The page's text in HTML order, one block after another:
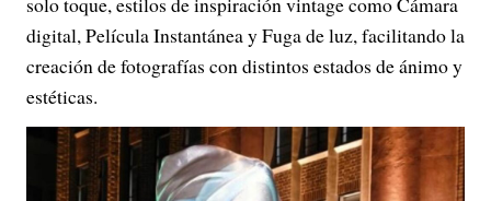
digital, Película Instantánea y Fuga de luz, facilitando la
creación de fotografías con distintos estados de ánimo y
estéticas.